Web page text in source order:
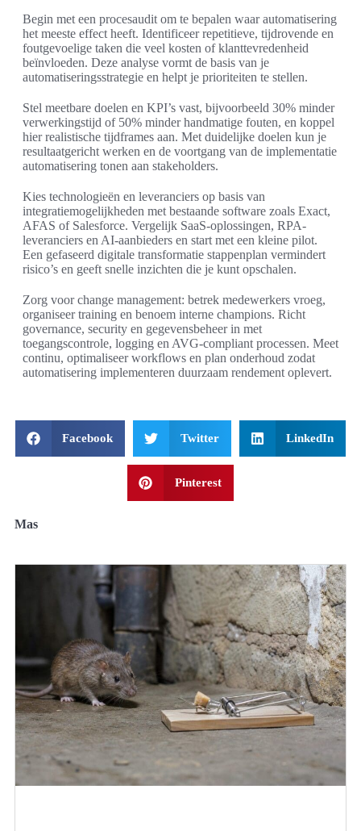
Begin met een procesaudit om te bepalen waar automatisering
het meeste effect heeft. Identificeer repetitieve, tijdrovende en
foutgevoelige taken die veel kosten of klanttevredenheid
beïnvloeden. Deze analyse vormt de basis van je
automatiseringsstrategie en helpt je prioriteiten te stellen.
Stel meetbare doelen en KPI’s vast, bijvoorbeeld 30% minder
verwerkingstijd of 50% minder handmatige fouten, en koppel
hier realistische tijdframes aan. Met duidelijke doelen kun je
resultaatgericht werken en de voortgang van de implementatie
automatisering tonen aan stakeholders.
Kies technologieën en leveranciers op basis van
integratiemogelijkheden met bestaande software zoals Exact,
AFAS of Salesforce. Vergelijk SaaS-oplossingen, RPA-
leveranciers en AI-aanbieders en start met een kleine pilot.
Een gefaseerd digitale transformatie stappenplan vermindert
risico’s en geeft snelle inzichten die je kunt opschalen.
Zorg voor change management: betrek medewerkers vroeg,
organiseer training en benoem interne champions. Richt
governance, security en gegevensbeheer in met
toegangscontrole, logging en AVG-compliant processen. Meet
continu, optimaliseer workflows en plan onderhoud zodat
automatisering implementeren duurzaam rendement oplevert.
Facebook Twitter LinkedIn
Pinterest
Mas